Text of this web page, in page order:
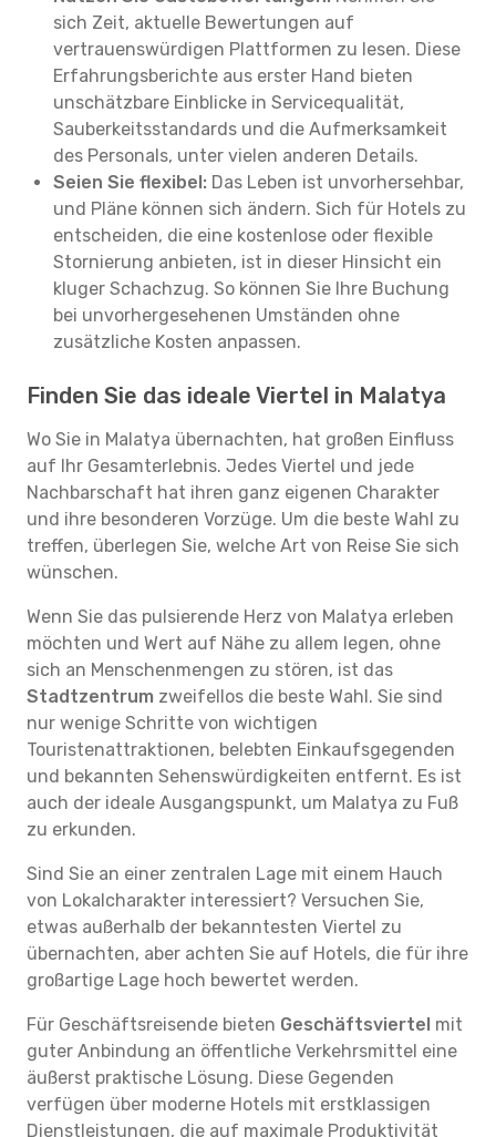
sich Zeit, aktuelle Bewertungen auf
vertrauenswürdigen Plattformen zu lesen. Diese
Erfahrungsberichte aus erster Hand bieten
unschätzbare Einblicke in Servicequalität,
Sauberkeitsstandards und die Aufmerksamkeit
des Personals, unter vielen anderen Details.
Seien Sie flexibel: Das Leben ist unvorhersehbar,
und Pläne können sich ändern. Sich für Hotels zu
entscheiden, die eine kostenlose oder flexible
Stornierung anbieten, ist in dieser Hinsicht ein
kluger Schachzug. So können Sie Ihre Buchung
bei unvorhergesehenen Umständen ohne
zusätzliche Kosten anpassen.
Finden Sie das ideale Viertel in Malatya
Wo Sie in Malatya übernachten, hat großen Einfluss
auf Ihr Gesamterlebnis. Jedes Viertel und jede
Nachbarschaft hat ihren ganz eigenen Charakter
und ihre besonderen Vorzüge. Um die beste Wahl zu
treffen, überlegen Sie, welche Art von Reise Sie sich
wünschen.
Wenn Sie das pulsierende Herz von Malatya erleben
möchten und Wert auf Nähe zu allem legen, ohne
sich an Menschenmengen zu stören, ist das
Stadtzentrum zweifellos die beste Wahl. Sie sind
nur wenige Schritte von wichtigen
Touristenattraktionen, belebten Einkaufsgegenden
und bekannten Sehenswürdigkeiten entfernt. Es ist
auch der ideale Ausgangspunkt, um Malatya zu Fuß
zu erkunden.
Sind Sie an einer zentralen Lage mit einem Hauch
von Lokalcharakter interessiert? Versuchen Sie,
etwas außerhalb der bekanntesten Viertel zu
übernachten, aber achten Sie auf Hotels, die für ihre
großartige Lage hoch bewertet werden.
Für Geschäftsreisende bieten Geschäftsviertel mit
guter Anbindung an öffentliche Verkehrsmittel eine
äußerst praktische Lösung. Diese Gegenden
verfügen über moderne Hotels mit erstklassigen
Dienstleistungen, die auf maximale Produktivität